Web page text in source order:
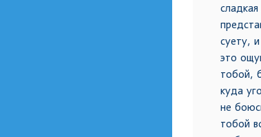
суету,
это
тобой,
куда
не
тобой